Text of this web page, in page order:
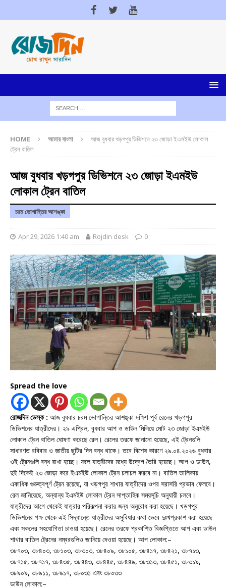
HOME আমার বাংলা
আজ বুধবার খড়গপুর ডিভিশনে ২৩ জোড়া ইএমইউ লোকাল
ট্রেন বাতিল
আজ বুধবার খড়গপুর ডিভিশনে ২৩ জোড়া ইএমইউ
লোকাল ট্রেন বাতিল
চরম ভোগান্তির আশঙ্কা
Apr 29, 2026 1:40 am Rojdin desk 0
Spread the love
রোজদিন ডেস্ক : আজ বুধবার চরম ভোগান্তির আশঙ্কা দক্ষিণ-পূর্ব রেলের খড়গপুর
ডিভিশনের যাত্রীদের। ২৯ এপ্রিল, বুধবার আপ ও ডাউন মিলিয়ে মোট ২৩ জোড়া ইএমইউ
লোকাল ট্রেন বাতিল ঘোষণা করেছে রেল। রেলের তরফে জানানো হয়েছে, এই ট্রেনগুলি
সাধারণত রবিবার ও জাতীয় ছুটির দিন বন্ধ থাকে। তবে বিশেষ কারণে ২৯.০৪.২০২৬ বুধবার
ওই ট্রেনগুলি বন্ধ রাখা হচ্ছে। ফলে যাত্রীদের মধ্যে উদ্বেগ তৈরি হয়েছে। আপ ও ডাউন,
দুই দিকেই ২৩ জোড়া করে ইএমইউ লোকাল ট্রেন চলাচল করবে না। বাতিল তালিকায়
একাধিক গুরুত্বপূর্ণ ট্রেন রয়েছে, যা খড়গপুর শাখার যাত্রীদের ওপর সরাসরি প্রভাব ফেলবে।
রেল জানিয়েছে, অন্যান্য ইএমইউ লোকাল ট্রেন সাপ্তাহিক সময়সূচি অনুযায়ী চলবে।
যাত্রীদের আগে থেকেই যাত্রার পরিকল্পনা করার জন্য অনুরোধ করা হয়েছে। খড়গপুর
ডিভিশনের পক্ষ থেকে এই সিদ্ধান্তে যাত্রীদের অসুবিধার কথা ভেবে দুঃখপ্রকাশ করা হয়েছে
এবং সকলের সহযোগিতা চাওয়া হয়েছে। রেলের তরফে প্রকাশিত বিজ্ঞপ্তিতে আপ এবং ডাউন
শাখার বাতিল ট্রেনের নম্বরগুলিও জানিয়ে দেওয়া হয়েছে। আপ লোকাল:–
৩৮৭০৩, ৩৮৪০৩, ৩৮১০৩, ৩৮৩০৩, ৩৮৪০৯, ৩৮১০৫, ৩৮৪১৭, ৩৮৪২১, ৩৮৭১৩,
৩৮৭১৫, ৩৮৭১৭, ৩৮৪৩৫, ৩৮৪৪৩, ৩৮৪৪৫, ৩৮৪৪৯, ৩৮৩১৩, ৩৮৪৫১, ৩৮৩১৯,
৩৮৯০৯, ৩৮৯১১, ৩৮৯১৭, ৩৮০৩১ এবং ৩৮০৩৩
ডাউন লোকাল:–